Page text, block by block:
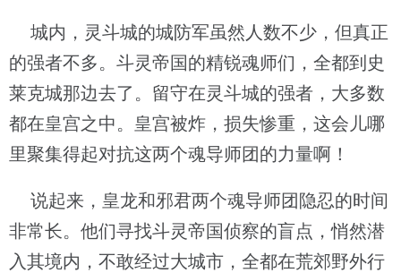
城内，灵斗城的城防军虽然人数不少，但真正
的强者不多。斗灵帝国的精锐魂师们，全都到史
莱克城那边去了。留守在灵斗城的强者，大多数
都在皇宫之中。皇宫被炸，损失惨重，这会儿哪
里聚集得起对抗这两个魂导师团的力量啊！
说起来，皇龙和邪君两个魂导师团隐忍的时间
非常长。他们寻找斗灵帝国侦察的盲点，悄然潜
入其境内，不敢经过大城市，全都在荒郊野外行